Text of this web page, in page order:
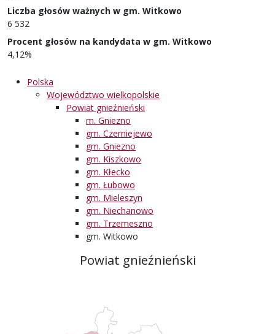
Liczba głosów ważnych w gm. Witkowo
6 532
Procent głosów na kandydata w gm. Witkowo
4,12%
Polska
Województwo wielkopolskie
Powiat gnieźnieński
m. Gniezno
gm. Czerniejewo
gm. Gniezno
gm. Kiszkowo
gm. Kłecko
gm. Łubowo
gm. Mieleszyn
gm. Niechanowo
gm. Trzemeszno
gm. Witkowo
Powiat gnieźnieński